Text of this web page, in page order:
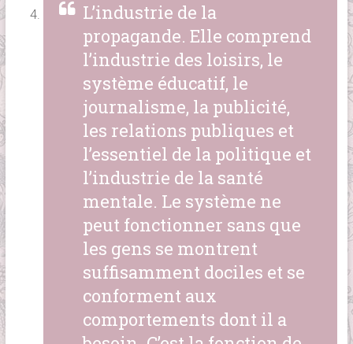
L’industrie de la
propagande. Elle comprend
l’industrie des loisirs, le
système éducatif, le
journalisme, la publicité,
les relations publiques et
l’essentiel de la politique et
l’industrie de la santé
mentale. Le système ne
peut fonctionner sans que
les gens se montrent
suffisamment dociles et se
conforment aux
comportements dont il a